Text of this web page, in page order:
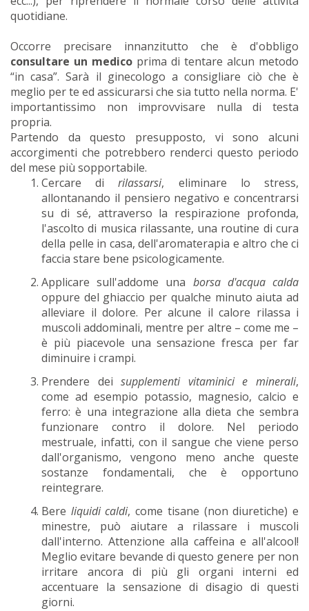
quotidiane.
Occorre precisare innanzitutto che è d'obbligo
consultare un medico prima di tentare alcun metodo
“in casa”. Sarà il ginecologo a consigliare ciò che è
meglio per te ed assicurarsi che sia tutto nella norma. E'
importantissimo non improvvisare nulla di testa
propria.
Partendo da questo presupposto, vi sono alcuni
accorgimenti che potrebbero renderci questo periodo
del mese più sopportabile.
Cercare dirilassarsi, eliminare lo stress,
allontanando il pensiero negativo e concentrarsi
su di sé, attraverso la respirazione profonda,
l'ascolto di musica rilassante, una routine di cura
della pelle in casa, dell'aromaterapia e altro che ci
faccia stare bene psicologicamente.
Applicare sull'addome una borsa d'acqua calda
oppure del ghiaccio per qualche minuto aiuta ad
alleviare il dolore. Per alcune il calore rilassa i
muscoli addominali, mentre per altre – come me –
è più piacevole una sensazione fresca per far
diminuire i crampi.
Prendere deisupplementi vitaminici e minerali,
come ad esempio potassio, magnesio, calcio e
ferro: è una integrazione alla dieta che sembra
funzionare contro il dolore. Nel periodo
mestruale, infatti, con il sangue che viene perso
dall'organismo, vengono meno anche queste
sostanze fondamentali, che è opportuno
reintegrare.
Bere liquidi caldi, come tisane (non diuretiche) e
minestre, può aiutare a rilassare i muscoli
dall'interno. Attenzione alla caffeina e all'alcool!
Meglio evitare bevande di questo genere per non
irritare ancora di più gli organi interni ed
accentuare la sensazione di disagio di questi
giorni.